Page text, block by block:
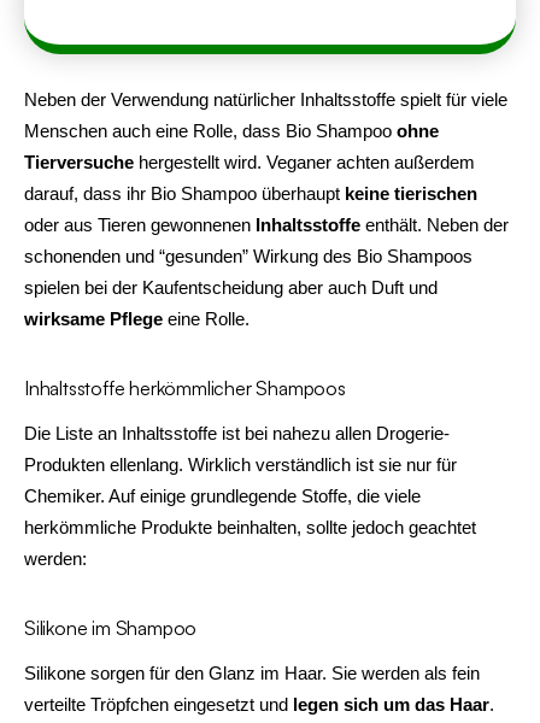
Neben der Verwendung natürlicher Inhaltsstoffe spielt für viele
Menschen auch eine Rolle, dass Bio Shampoo ohne
Tierversuche hergestellt wird. Veganer achten außerdem
darauf, dass ihr Bio Shampoo überhaupt keine tierischen
oder aus Tieren gewonnenen Inhaltsstoffe enthält. Neben der
schonenden und “gesunden” Wirkung des Bio Shampoos
spielen bei der Kaufentscheidung aber auch Duft und
wirksame Pflege eine Rolle.
Inhaltsstoffe herkömmlicher Shampoos
Die Liste an Inhaltsstoffe ist bei nahezu allen Drogerie-
Produkten ellenlang. Wirklich verständlich ist sie nur für
Chemiker. Auf einige grundlegende Stoffe, die viele
herkömmliche Produkte beinhalten, sollte jedoch geachtet
werden:
Silikone im Shampoo
Silikone sorgen für den Glanz im Haar. Sie werden als fein
verteilte Tröpfchen eingesetzt und legen sich um das Haar.